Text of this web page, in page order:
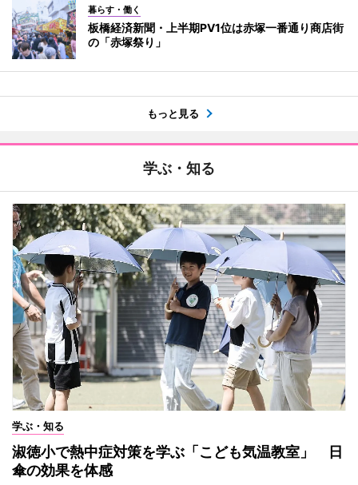
暮らす・働く
板橋経済新聞・上半期PV1位は赤塚一番通り商店街
の「赤塚祭り」
もっと見る
学ぶ・知る
学ぶ・知る
淑徳小で熱中症対策を学ぶ「こども気温教室」 日
傘の効果を体感